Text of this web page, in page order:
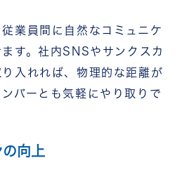
業員間に自然なコミュニケ
す。社内SNSやサンクスカ
入れれば、物理的な距離が
バーとも気軽にやり取りで
向上